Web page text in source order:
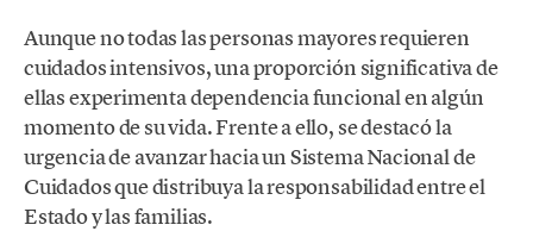
Aunque no todas las personas mayores requieren
cuidados intensivos, una proporción significativa de
ellas experimenta dependencia funcional en algún
momento de su vida. Frente a ello, se destacó la
urgencia de avanzar hacia un Sistema Nacional de
Cuidados que distribuya la responsabilidad entre el
Estado y las familias.